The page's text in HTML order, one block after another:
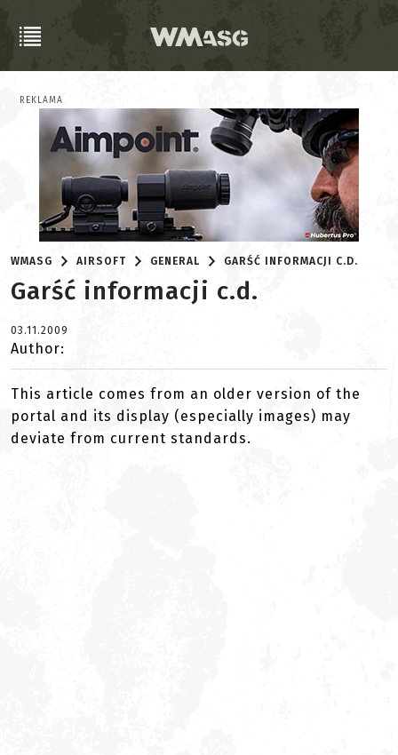
REKLAMA
WMASG AIRSOFT GENERAL GARŚĆ INFORMACJI C.D.
Garść informacji c.d.
03.11.2009
Author:
This article comes from an older version of the
portal and its display (especially images) may
deviate from current standards.